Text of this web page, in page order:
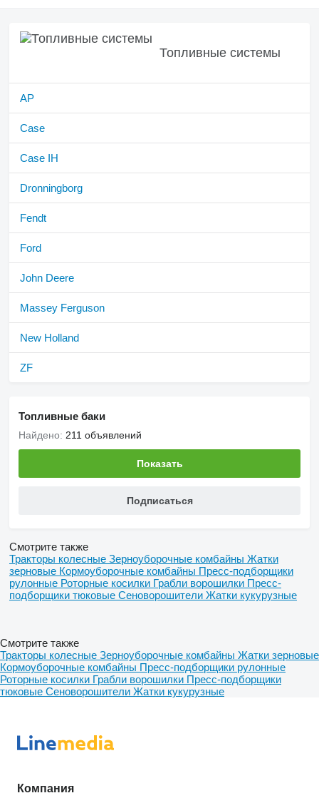
Топливные системы
AP
Case
Case IH
Dronningborg
Fendt
Ford
John Deere
Massey Ferguson
New Holland
ZF
Топливные баки
Найдено: 211 объявлений
Показать
Подписаться
Смотрите также
Тракторы колесные Зерноуборочные комбайны Жатки
зерновые Кормоуборочные комбайны Пресс-подборщики
рулонные Роторные косилки Грабли ворошилки Пресс-
подборщики тюковые Сеноворошители Жатки кукурузные
Смотрите также
Тракторы колесные Зерноуборочные комбайны Жатки зерновые
Кормоуборочные комбайны Пресс-подборщики рулонные
Роторные косилки Грабли ворошилки Пресс-подборщики
тюковые Сеноворошители Жатки кукурузные
Компания